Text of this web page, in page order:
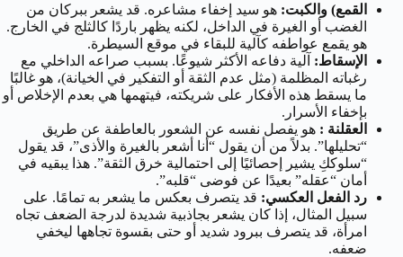
القمع) والكبت: هو سيد إخفاء مشاعره. قد يشعر ببركان من
الغضب أو الغيرة في الداخل، لكنه يظهر باردًا كالثلج في الخارج.
هو يقمع عواطفه كآلية للبقاء في موقع السيطرة.
الإسقاط: آلية دفاعه الأكثر شيوعًا. بسبب صراعه الداخلي مع
رغباته المظلمة (مثل عدم الثقة أو التفكير في الخيانة)، هو غالبًا
ما يسقط هذه الأفكار على شريكته، فيتهمها هي بعدم الإخلاص أو
بإخفاء الأسرار.
العقلنة : هو يفصل نفسه عن الشعور بالعاطفة عن طريق
“تحليلها”. بدلاً من أن يقول “أنا أشعر بالغيرة والأذى”، قد يقول
“سلوككِ يشير إحصائيًا إلى احتمالية خرق الثقة”. هذا يبقيه في
أمان “عقله” بعيدًا عن فوضى “قلبه”.
رد الفعل العكسي: قد يتصرف بعكس ما يشعر به تمامًا. على
سبيل المثال، إذا كان يشعر بجاذبية شديدة لدرجة الضعف تجاه
امرأة، قد يتصرف ببرود شديد أو حتى بقسوة تجاهها ليخفي
ضعفه.